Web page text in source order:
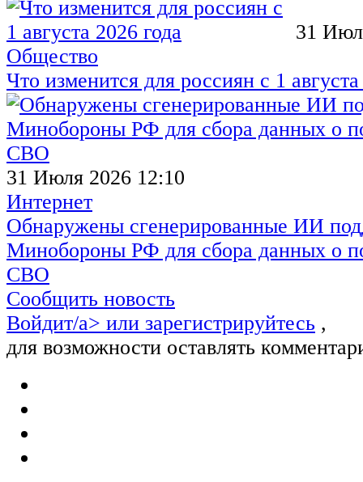
31
Общество
Что изменится для россиян с 1
31 Июля 2026 12:10
Интернет
Обнаружены сгенерированные ИИ
Минобороны РФ для сбора данных о
СВО
Сообщить новость
Войдит/a> или зарегистрируйтесь ,
для возможности оставлять